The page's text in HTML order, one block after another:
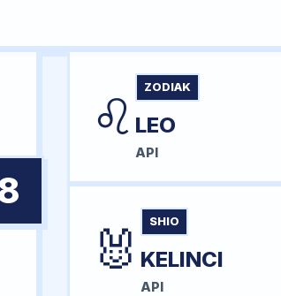
♌ ZODIAK
LEO
API
🐰 SHIO
KELINCI
API